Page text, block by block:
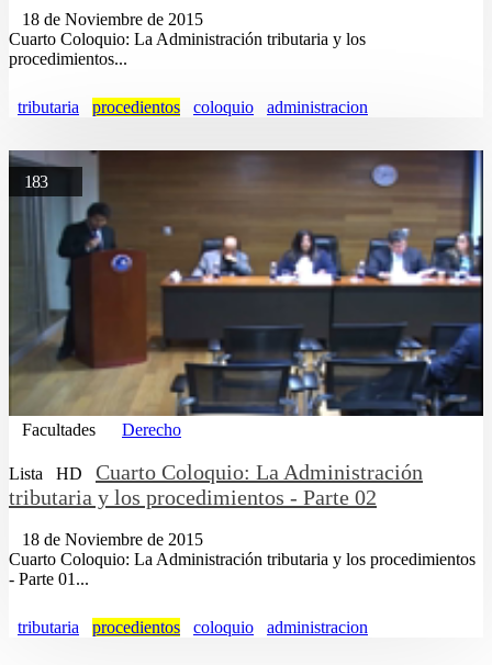
18 de Noviembre de 2015
Cuarto Coloquio: La Administración tributaria y los
procedimientos...
tributaria procedientos coloquio administracion
183
Facultades Derecho
Lista HD
Cuarto Coloquio: La Administración
tributaria y los procedimientos - Parte 02
18 de Noviembre de 2015
Cuarto Coloquio: La Administración tributaria y los procedimientos
- Parte 01...
tributaria procedientos coloquio administracion